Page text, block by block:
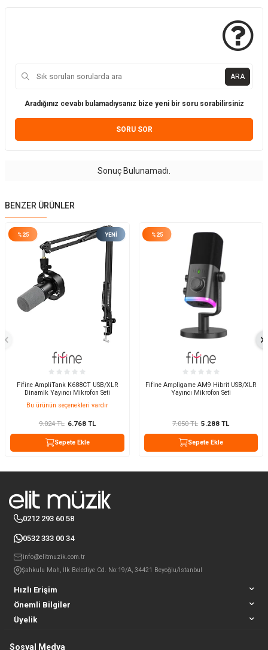
ARA
Aradığınız cevabı bulamadıysanız bize yeni bir soru sorabilirsiniz
SORU SOR
Sonuç Bulunamadı.
BENZER ÜRÜNLER
%25 YENI
Fifine AmpliTank K688CT USB/XLR
Dinamik Yayıncı Mikrofon Seti
Bu ürünün seçenekleri vardır
9.024TL 6.768TL
Sepete Ekle
%25
Fifine Ampligame AM9 Hibrit USB/XLR
Yayıncı Mikrofon Seti
7.050TL 5.288 TL
Sepete Ekle
Hızlı Erişim
Önemli Bilgiler
Üyelik
0212 293 60 58
0532 333 00 34
info@elitmuzik.com.tr
Şahkulu Mah, İlk Belediye Cd. No:19/A, 34421 Beyoğlu/İstanbul
Sosyal Medya